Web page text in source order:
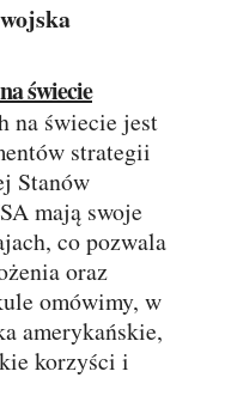
świecie
strategii
Stanów
mają swoje
co pozwala
oraz
omówimy, w
amerykańskie,
korzyści i